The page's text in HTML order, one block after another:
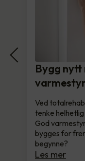
Bygg
Ved
tenke
God
bygges for
begynne?
Les mer